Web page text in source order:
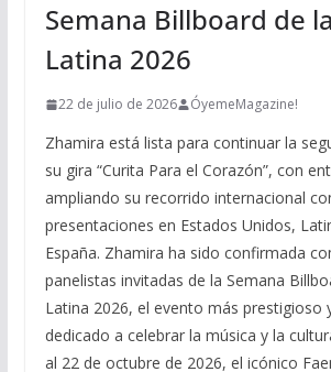
Semana Billboard de
Latina 2026
22 de julio de 2026 ÓyemeMagazine!
Zhamira está lista para continuar la
su gira “Curita Para el Corazón”, con
ampliando su recorrido internacional
presentaciones en Estados Unidos,
España. Zhamira ha sido confirmada
panelistas invitadas de la Semana
Latina 2026, el evento más prestigioso
dedicado a celebrar la música y la
al 22 de octubre de 2026, el icónico